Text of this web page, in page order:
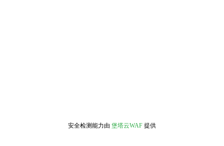
安全检测能力由 堡塔云WAF 提供